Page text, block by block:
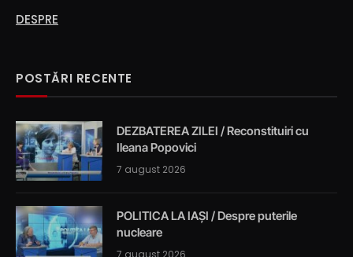
DESPRE
POSTĂRI RECENTE
DEZBATEREA ZILEI / Reconstituiri cu
Ileana Popovici
7 august 2026
POLITICA LA IAȘI / Despre puterile
nucleare
7 august 2026